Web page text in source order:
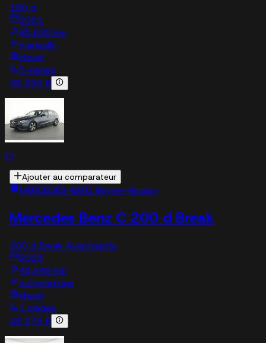
180 d
2021
95,630 km
manuelle
diesel
5 sieges
35 000 €
Ajouter au comparateur
MERCEDES-BENZ Beyne-Heusay
Mercedes Benz C 200 d Break
200 d Break Avantgarde
2023
45,948 km
automatique
diesel
1 sieges
48 279 €